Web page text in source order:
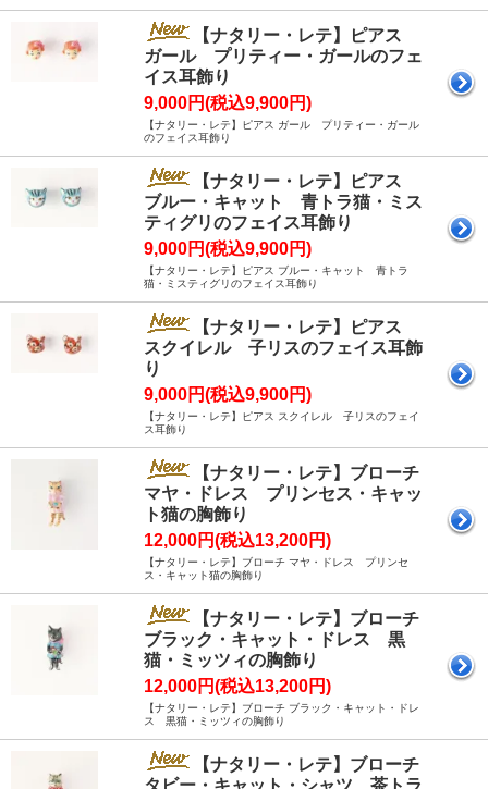
【ナタリー・レテ】ピアス
ガール プリティー・ガールのフェ
イス耳飾り
9,000円(税込9,900円)
【ナタリー・レテ】ピアス ガール プリティー・ガール
のフェイス耳飾り
【ナタリー・レテ】ピアス
ブルー・キャット 青トラ猫・ミス
ティグリのフェイス耳飾り
9,000円(税込9,900円)
【ナタリー・レテ】ピアス ブルー・キャット 青トラ
猫・ミスティグリのフェイス耳飾り
【ナタリー・レテ】ピアス
スクイレル 子リスのフェイス耳飾
り
9,000円(税込9,900円)
【ナタリー・レテ】ピアス スクイレル 子リスのフェイ
ス耳飾り
【ナタリー・レテ】ブローチ
マヤ・ドレス プリンセス・キャッ
ト猫の胸飾り
12,000円(税込13,200円)
【ナタリー・レテ】ブローチ マヤ・ドレス プリンセ
ス・キャット猫の胸飾り
【ナタリー・レテ】ブローチ
ブラック・キャット・ドレス 黒
猫・ミッツィの胸飾り
12,000円(税込13,200円)
【ナタリー・レテ】ブローチ ブラック・キャット・ドレ
ス 黒猫・ミッツィの胸飾り
【ナタリー・レテ】ブローチ
タビー・キャット・シャツ 茶トラ